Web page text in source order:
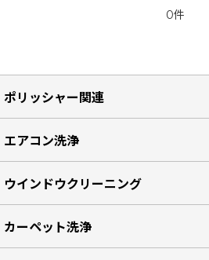
0件
ポリッシャー関連
エアコン洗浄
ウインドウクリーニング
カーペット洗浄